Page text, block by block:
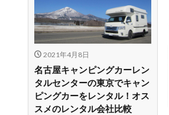
2021年4月8日
名古屋キャンピングカーレン
タルセンターの東京でキャン
ピングカーをレンタル！オス
スメのレンタル会社比較